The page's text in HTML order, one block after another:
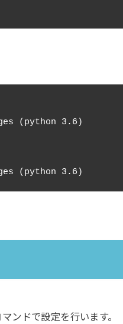
(python 3.6)
マンドで設定を行います。